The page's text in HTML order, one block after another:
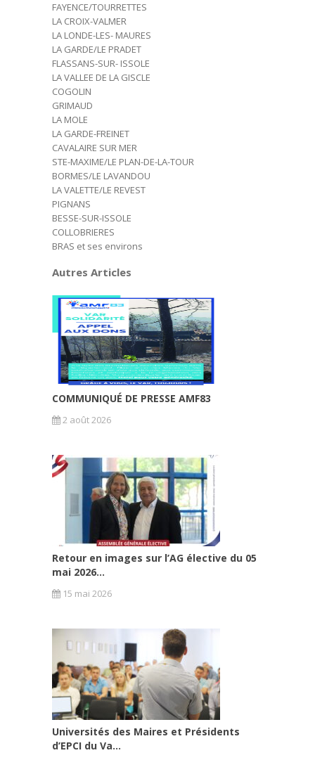
FAYENCE/TOURRETTES
LA CROIX-VALMER
LA LONDE-LES- MAURES
LA GARDE/LE PRADET
FLASSANS-SUR- ISSOLE
LA VALLEE DE LA GISCLE
COGOLIN
GRIMAUD
LA MOLE
LA GARDE-FREINET
CAVALAIRE SUR MER
STE-MAXIME/LE PLAN-DE-LA-TOUR
BORMES/LE LAVANDOU
LA VALETTE/LE REVEST
PIGNANS
BESSE-SUR-ISSOLE
COLLOBRIERES
BRAS et ses environs
Autres Articles
COMMUNIQUÉ DE PRESSE AMF83
2 août 2026
Retour en images sur l’AG élective du 05
mai 2026...
15 mai 2026
Universités des Maires et Présidents
d’EPCI du Va...